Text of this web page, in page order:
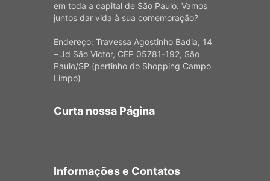
em toda a capital de São Paulo. Vamos
juntos dar vida à sua comemoração?
Endereço: Travessa Agostinho Badia, 14
– Jd São Victor, CEP 05781-192, São
Paulo/SP (pertinho do Shopping Campo
Limpo)
Curta nossa Página
Informações e Contatos